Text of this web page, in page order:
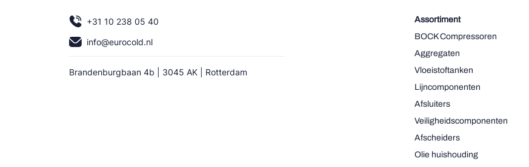
+31 10 238 05 40
info@eurocold.nl
Brandenburgbaan 4b | 3045 AK | Rotterdam
Assortiment
BOCK Compressoren
Aggregaten
Vloeistoftanken
Lijncomponenten
Afsluiters
Veiligheidscomponenten
Afscheiders
Olie huishouding